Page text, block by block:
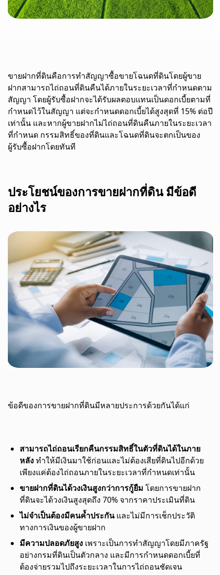
ขายฝากที่ดินคือการทำสัญญาซื้อขายโฉนดที่ดินโดยผู้ขาย
ฝากสามารถไถ่ถอนที่ดินคืนได้ภายในระยะเวลาที่กำหนดตาม
สัญญา โดยผู้รับซื้อฝากจะได้รับผลตอบแทนเป็นดอกเบี้ยตามที่
กำหนดไว้ในสัญญา แต่จะกำหนดดอกเบี้ยได้สูงสุดที่ 15% ต่อปี
เท่านั้น และหากผู้ขายฝากไม่ไถ่ถอนที่ดินคืนภายในระยะเวลา
ที่กำหนด กรรมสิทธิ์ของที่ดินและโฉนดที่ดินจะตกเป็นของ
ผู้รับซื้อฝากโดยทันที
ประโยชน์ของการขายฝากที่ดิน มีข้อดี
อย่างไร
ข้อดีของการขายฝากที่ดินมีหลายประการด้วยกันได้แก่
สามารถไถ่ถอนเรียกคืนกรรมสิทธิ์ในตัวที่ดินได้ในภาย
หลังทำให้มีเงินมาใช้ก่อนและไม่ต้องเสียที่ดินไปอีกด้วย
เพียงแค่ต้องไถ่ถอนภายในระยะเวลาที่กำหนดเท่านั้น
ขายฝากที่ดินได้วงเงินสูงกว่าการกู้ยืม โดยการขายฝาก
ที่ดินจะได้วงเงินสูงสุดถึง 70% จากราคาประเมินที่ดิน
ไม่จำเป็นต้องมีคนค้ำประกันและไม่มีการเช็กประวัติ
ทางการเงินของผู้ขายฝาก
มีความปลอดภัยสูง เพราะเป็นการทำสัญญาโดยมีภาครัฐ
อย่างกรมที่ดินเป็นตัวกลาง และมีการกำหนดดอกเบี้ยที่
ต้องจ่ายรวมไปถึงระยะเวลาในการไถ่ถอนชัดเจน